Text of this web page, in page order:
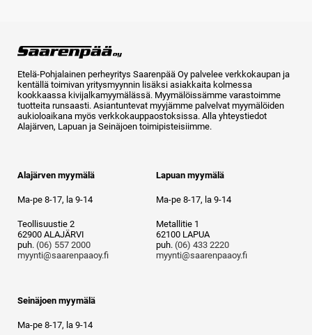
Etelä-Pohjalainen perheyritys Saarenpää Oy palvelee verkkokaupan ja
kentällä toimivan yritysmyynnin lisäksi asiakkaita kolmessa
kookkaassa kivijalkamyymälässä. Myymälöissämme varastoimme
tuotteita runsaasti. Asiantuntevat myyjämme palvelvat myymälöiden
aukioloaikana myös verkkokauppaostoksissa. Alla yhteystiedot
Alajärven, Lapuan ja Seinäjoen toimipisteisiimme.
Alajärven myymälä
Ma-pe 8-17, la 9-14
Teollisuustie 2
62900 ALAJÄRVI
puh. (06) 557 2000
myynti@saarenpaaoy.fi
Lapuan myymälä
Ma-pe 8-17, la 9-14
Metallitie 1
62100 LAPUA
puh. (06) 433 2220
myynti@saarenpaaoy.fi
Seinäjoen myymälä
Ma-pe 8-17, la 9-14